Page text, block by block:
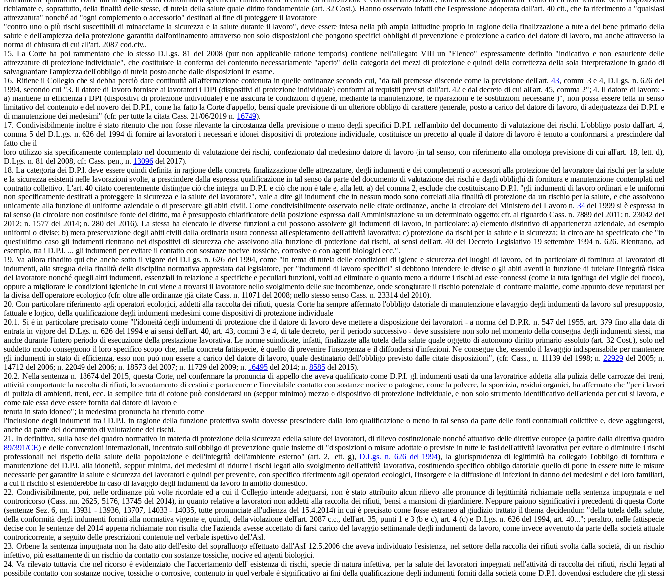
richiamate e, soprattutto, della finalità delle stesse, di tutela della salute quale diritto fondamentale (art. 32 Cost.). Hanno osservato infatti che l'espressione adoperata dall'art. 40 cit., che fa riferimento a "qualsiasi
attrezzatura" nonché ad "ogni complemento o accessorio" destinati al fine di proteggere il lavoratore
"contro uno o più rischi suscettibili di minacciarne la sicurezza e la salute durante il lavoro", deve essere intesa nella più ampia latitudine proprio in ragione della finalizzazione a tutela del bene primario della
salute e dell'ampiezza della protezione garantita dall'ordinamento attraverso non solo disposizioni che pongono specifici obblighi di prevenzione e protezione a carico del datore di lavoro, ma anche attraverso la
norma di chiusura di cui all'art. 2087 cod.civ..
15. La Corte ha poi rammentato che lo stesso D.Lgs. 81 del 2008 (pur non applicabile ratione temporis) contiene nell'allegato VIII un "Elenco" espressamente definito "indicativo e non esauriente delle
attrezzature di protezione individuale", che costituisce la conferma del contenuto necessariamente "aperto" della categoria dei mezzi di protezione e quindi della correttezza della sola interpretazione in grado di
salvaguardare l'ampiezza dell'obbligo di tutela posto anche dalle disposizioni in esame.
16. Ritiene il Collegio che si debba perciò dare continuità all'affermazione contenuta in quelle ordinanze secondo cui, "da tali premesse discende come la previsione dell'art.43, commi 3 e 4, D.Lgs. n. 626 del
1994, secondo cui "3. Il datore di lavoro fornisce ai lavoratori i DPI (dispositivi di protezione individuale) conformi ai requisiti previsti dall'art. 42 e dal decreto di cui all'art. 45, comma 2"; 4. Il datore di lavoro: -
a) mantiene in efficienza i DPI (dispositivi di protezione individuale) e ne assicura le condizioni d'igiene, mediante la manutenzione, le riparazioni e le sostituzioni necessarie )", non possa essere letta in senso
limitativo del contenuto e del novero dei D.P.I., come ha fatto la Corte d'appello, bensì quale previsione di un ulteriore obbligo di carattere generale, posto a carico del datore di lavoro, di adeguatezza dei D.P.I. e
di manutenzione dei medesimi" (cfr. per tutte la citata Cass. 21/06/2019 n. 16749).
17. Condivisibilmente inoltre è stato ritenuto che non fosse rilevante la circostanza della previsione o meno degli specifici D.P.I. nell'ambito del documento di valutazione dei rischi. L'obbligo posto dall'art. 4,
comma 5 del D.L.gs. n. 626 del 1994 di fornire ai lavoratori i necessari e idonei dispositivi di protezione individuale, costituisce un precetto al quale il datore di lavoro è tenuto a conformarsi a prescindere dal
fatto che il
loro utilizzo sia specificamente contemplato nel documento di valutazione dei rischi, confezionato dal medesimo datore di lavoro (in tal senso, con riferimento alla omologa previsione di cui all'art. 18, lett. d),
D.Lgs. n. 81 del 2008, cfr. Cass. pen., n. 13096 del 2017).
18. La categoria dei D.P.I. deve essere quindi definita in ragione della concreta finalizzazione delle attrezzature, degli indumenti e dei complementi o accessori alla protezione del lavoratore dai rischi per la salute
e la sicurezza esistenti nelle lavorazioni svolte, a prescindere dalla espressa qualificazione in tal senso da parte del documento di valutazione dei rischi e dagli obblighi di fornitura e manutenzione contemplati nel
contratto collettivo. L'art. 40 citato coerentemente distingue ciò che integra un D.P.I. e ciò che non è tale e, alla lett. a) del comma 2, esclude che costituiscano D.P.I. "gli indumenti di lavoro ordinari e le uniformi
non specificamente destinati a proteggere la sicurezza e la salute del lavoratore", vale a dire gli indumenti che in nessun modo sono correlati alla finalità di protezione da un rischio per la salute, e che assolvono
unicamente alla funzione di uniforme aziendale o di preservare gli abiti civili. Come condivisibilmente osservato nelle citate ordinanze, anche la circolare del Ministero del Lavoro n. 34del 1999 si è espressa in
tal senso (la circolare non costituisce fonte del diritto, ma è presupposto chiarificatore della posizione espressa dall'Amministrazione su un determinato oggetto; cfr. al riguardo Cass. n. 7889 del 2011; n. 23042 del
2012; n. 1577 del 2014; n. 280 del 2016). La stessa ha elencato le diverse funzioni a cui possono assolvere gli indumenti di lavoro, in particolare: a) elemento distintivo di appartenenza aziendale, ad esempio
uniformi o divise; b) mera preservazione degli abiti civili dalla ordinaria usura connessa all'espletamento dell'attività lavorativa; c) protezione da rischi per la salute e la sicurezza; la circolare ha specificato che "in
quest'ultimo caso gli indumenti rientrano nei dispositivi di sicurezza che assolvono alla funzione di protezione dai rischi, ai sensi dell'art. 40 del Decreto Legislativo 19 settembre 1994 n. 626. Rientrano, ad
esempio, tra i D.P.I. ... gli indumenti per evitare il contatto con sostanze nocive, tossiche, corrosive o con agenti biologici ecc.".
19. Va allora ribadito qui che anche sotto il vigore del D.Lgs. n. 626 del 1994, come "in tema di tutela delle condizioni di igiene e sicurezza dei luoghi di lavoro, ed in particolare di fornitura ai lavoratori di
indumenti, alla stregua della finalità della disciplina normativa apprestata dal legislatore, per "indumenti di lavoro specifici" si debbono intendere le divise o gli abiti aventi la funzione di tutelare l'integrità fisica
del lavoratore nonché quegli altri indumenti, essenziali in relazione a specifiche e peculiari funzioni, volti ad eliminare o quanto meno a ridurre i rischi ad esse connessi (come la tuta ignifuga del vigile del fuoco),
oppure a migliorare le condizioni igieniche in cui viene a trovarsi il lavoratore nello svolgimento delle sue incombenze, onde scongiurare il rischio potenziale di contrarre malattie, come appunto deve reputarsi per
la divisa dell'operatore ecologico (cfr. oltre alle ordinanze già citate Cass. n. 11071 del 2008; nello stesso senso Cass. n. 23314 del 2010).
20. Con particolare riferimento agli operatori ecologici, addetti alla raccolta dei rifiuti, questa Corte ha sempre affermato l'obbligo datoriale di manutenzione e lavaggio degli indumenti da lavoro sul presupposto,
fattuale e logico, della qualificazione degli indumenti medesimi come dispositivi di protezione individuale.
20.1. Si è in particolare precisato come "l'idoneità degli indumenti di protezione che il datore di lavoro deve mettere a disposizione dei lavoratori - a norma del D.P.R. n. 547 del 1955, art. 379 fino alla data di
entrata in vigore del D.Lgs. n. 626 del 1994 e ai sensi dell'art. 40, art. 43, commi 3 e 4, di tale decreto, per il periodo successivo - deve sussistere non solo nel momento della consegna degli indumenti stessi, ma
anche durante l'intero periodo di esecuzione della prestazione lavorativa. Le norme suindicate, infatti, finalizzate alla tutela della salute quale oggetto di autonomo diritto primario assoluto (art. 32 Cost.), solo nel
suddetto modo conseguono il loro specifico scopo che, nella concreta fattispecie, è quello di prevenire l'insorgenza e il diffondersi d'infezioni. Ne consegue che, essendo il lavaggio indispensabile per mantenere
gli indumenti in stato di efficienza, esso non può non essere a carico del datore di lavoro, quale destinatario dell'obbligo previsto dalle citate disposizioni", (cfr. Cass., n. 11139 del 1998; n. 22929 del 2005; n.
14712 del 2006; n. 22049 del 2006; n. 18573 del 2007; n. 11729 del 2009; n. 16495 del 2014; n. 8585 del 2015).
20.2. Nella sentenza n. 18674 del 2015, questa Corte, nel confermare la pronuncia di appello che aveva qualificato come D.P.I. gli indumenti usati da una lavoratrice addetta alla pulizia delle carrozze dei treni,
attività comportante la raccolta di rifiuti, lo svuotamento di cestini e portacenere e l'inevitabile contatto con sostanze nocive o patogene, come la polvere, la sporcizia, residui organici, ha affermato che "per i lavori
di pulizia di ambienti, treni, ecc. la semplice tuta di cotone può considerarsi un (seppur minimo) mezzo o dispositivo di protezione individuale, e non solo strumento identificativo dell'azienda per cui si lavora, e
come tale essa deve essere fornita dal datore di lavoro e
tenuta in stato idoneo"; la medesima pronuncia ha ritenuto come
l'inclusione degli indumenti tra i D.P.I. in ragione della funzione protettiva svolta dovesse prescindere dalla loro qualificazione o meno in tal senso da parte delle fonti contrattuali collettive e, deve aggiungersi,
anche da parte del documento di valutazione dei rischi.
21. In definitiva, sulla base del quadro normativo in materia di protezione della sicurezza edella salute dei lavoratori, di rilievo costituzionale nonché attuativo delle direttive europee (a partire dalla direttiva quadro
89/391/CE) e delle convenzioni internazionali, incentrato sull'obbligo di prevenzione quale insieme di "disposizioni o misure adottate o previste in tutte le fasi dell'attività lavorativa per evitare o diminuire i rischi
professionali nel rispetto della salute della popolazione e dell'integrità dell'ambiente esterno" (art. 2, lett. g),D.Lgs. n. 626 del 1994), la giurisprudenza di legittimità ha collegato l'obbligo di fornitura e
manutenzione dei D.P.I. alla idoneità, seppur minima, dei medesimi di ridurre i rischi legati allo svolgimento dell'attività lavorativa, costituendo specifico obbligo datoriale quello di porre in essere tutte le misure
necessarie per garantire la salute e sicurezza dei lavoratori e quindi per prevenire, con specifico riferimento agli operatori ecologici, l'insorgere e la diffusione di infezioni in danno dei medesimi e dei loro familiari,
a cui il rischio si estenderebbe in caso di lavaggio degli indumenti da lavoro in ambito domestico.
22. Condivisibilmente, poi, nelle ordinanze più volte ricordate ed a cui il Collegio intende adeguarsi, non è stato attribuito alcun rilievo alle pronunce di legittimità richiamate nella sentenza impugnata e nel
controricorso (Cass. nn. 2625, 5176, 13745 del 2014), in quanto relative a lavoratori non addetti alla raccolta dei rifiuti, bensì a mansioni di giardiniere. Neppure paiono significativi i precedenti di questa Corte
(sentenze Sez. 6, nn. 13931 - 13936, 13707, 14033 - 14035, tutte pronunciate all'udienza del 15.4.2014) in cui è precisato come fosse estraneo al giudizio trattato il thema decidendum "della tutela della salute,
della conformità degli indumenti forniti alla normativa vigente e, quindi, della violazione dell'art. 2087 c.c., dell'art. 35, punti 1 e 3 (b e c), art. 4 (c) e D.Lgs. n. 626 del 1994, art. 40..."; peraltro, nelle fattispecie
decise con le sentenze del 2014 appena richiamate non risulta che l'azienda avesse accettato di farsi carico del lavaggio settimanale degli indumenti da lavoro, come invece avvenuto da parte della società attuale
controricorrente, a seguito delle prescrizioni contenute nel verbale ispettivo dell'Asl.
23. Orbene la sentenza impugnata non ha dato atto dell'esito del sopralluogo effettuato dall'AsI 12.5.2006 che aveva individuato l'esistenza, nel settore della raccolta dei rifiuti svolta dalla società, di un rischio
infettivo, più esattamente di un rischio da contatto con sostanze tossiche, nocive ed agenti biologici.
24. Va rilevato tuttavia che nel ricorso è evidenziato che l'accertamento dell' esistenza di rischi, specie di natura infettiva, per la salute dei lavoratori impegnati nell'attività di raccolta dei rifiuti, rischi legati al
possibile contatto con sostanze nocive, tossiche o corrosive, contenuto in quel verbale è significativo ai fini della qualificazione degli indumenti forniti dalla società come D.P.I. dovendosi escludere che gli stessi